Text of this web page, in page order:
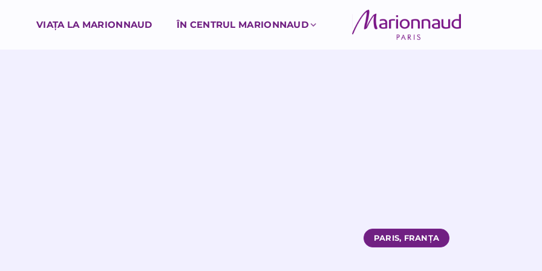
VIAȚA LA MARIONNAUD ÎN CENTRUL MARIONNAUD
PARIS, FRANȚA